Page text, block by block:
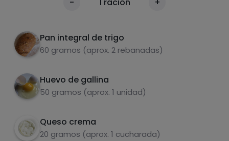
- 1 ración +
Pan integral de trigo
60 gramos (aprox. 2 rebanadas)
Huevo de gallina
50 gramos (aprox. 1 unidad)
Queso crema
20 gramos (aprox. 1 cucharada)
3 Untar la tostada con la crema de queso.
4
5 Colocar la tortilla sobre la tostada.
6 Enrolla la tostada y el huevo.
Carbohidratos Proteínas